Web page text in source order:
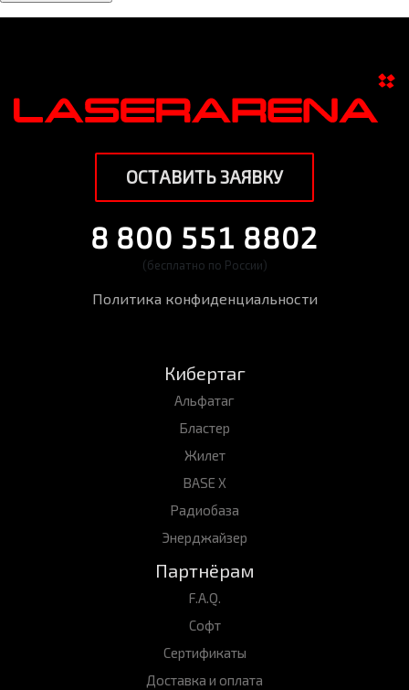
Кибертаг
Альфатаг
Бластер
Жилет
BASE X
Радиобаза
Энерджайзер
Партнёрам
F.A.Q.
Софт
Сертификаты
Доставка и оплата
ОСТАВИТЬ ЗАЯВКУ
8 800 551 8802
(бесплатно по России)
Политика конфиденциальности